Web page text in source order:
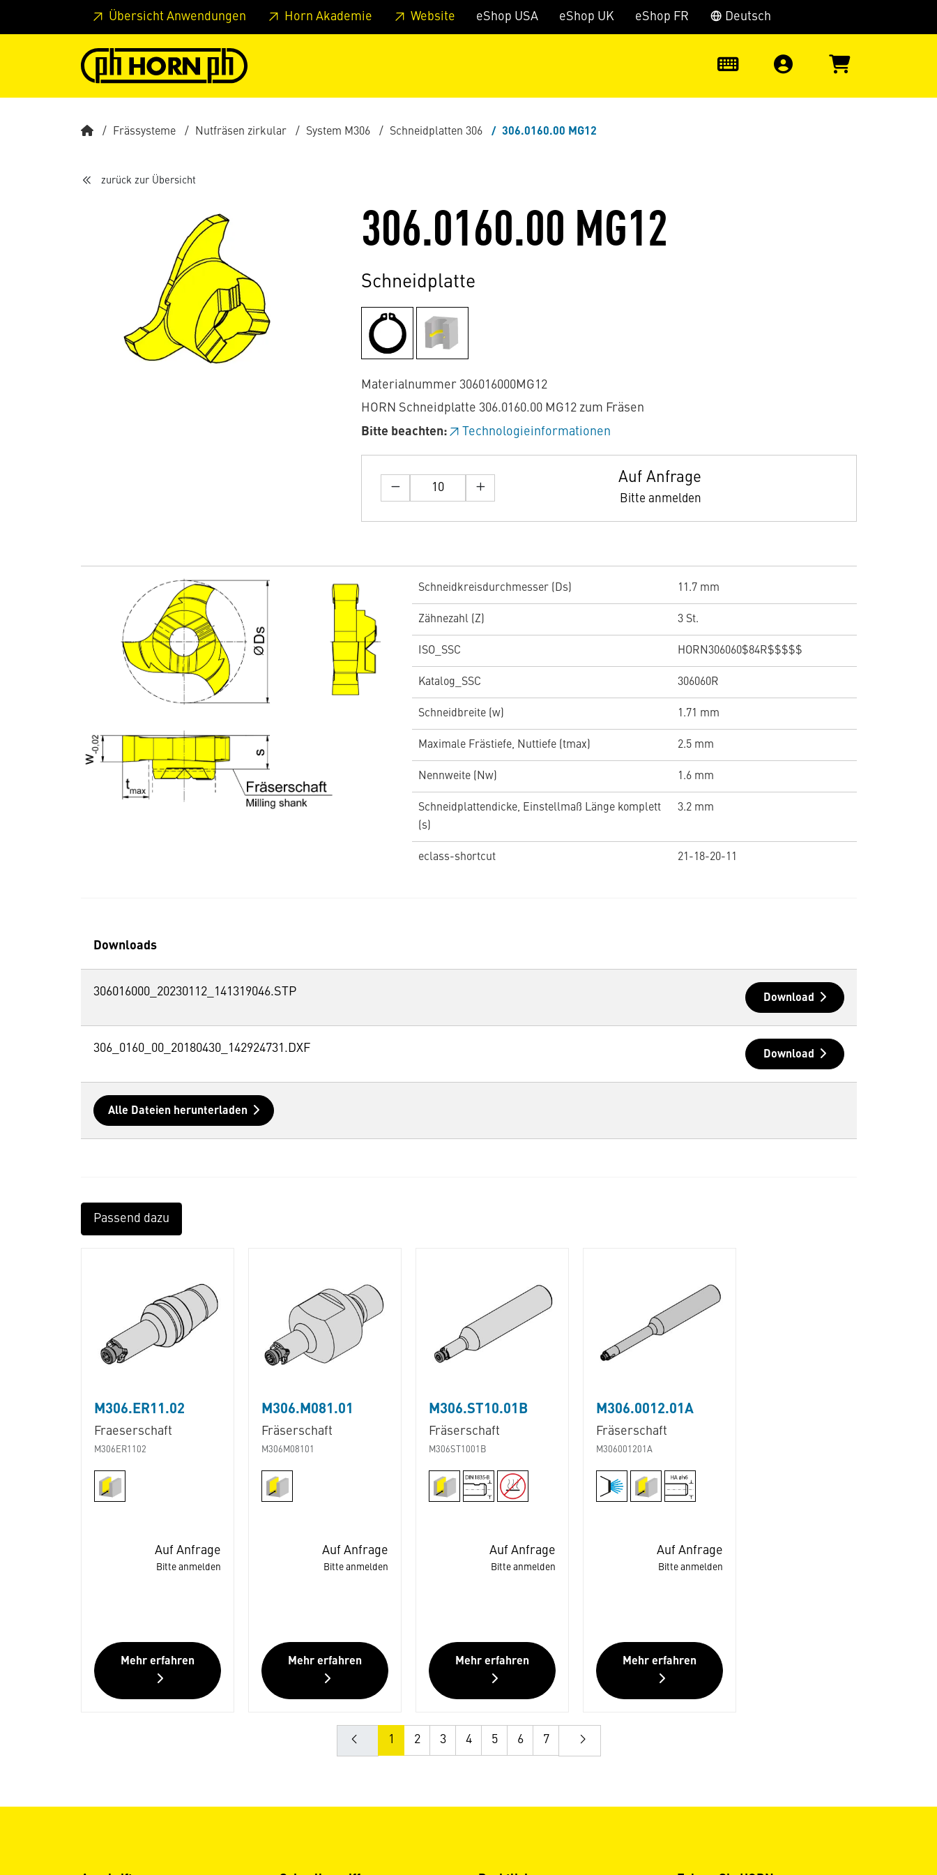
Springe zu Hauptinhalt Springe zum Header Springe zum Footer Springe zum Hauptmenu Springe zur Suche
Übersicht Anwendungen Horn Akademie Website eShop USA eShop UK eShop FR Deutsch
Frässysteme Nutfräsen zirkular System M306 Schneidplatten 306 306.0160.00 MG12
zurück zur Übersicht
306.0160.00 MG12
Schneidplatte
Materialnummer 306016000MG12
HORN Schneidplatte 306.0160.00 MG12 zum Fräsen
Bitte beachten:
Technologieinformationen
Auf Anfrage
Bitte anmelden
Schneidkreisdurchmesser (Ds) 11.7 mm
Zähnezahl (Z) 3 St.
ISO_SSC HORN306060$84R$$$$$
Katalog_SSC 306060R
Schneidbreite (w) 1.71 mm
Maximale Frästiefe, Nuttiefe (tmax) 2.5 mm
Nennweite (Nw) 1.6 mm
Schneidplattendicke, Einstellmaß Länge komplett
(s)
3.2 mm
eclass-shortcut 21-18-20-11
Downloads
306016000_20230112_141319046.STP Download
306_0160_00_20180430_142924731.DXF Download
Alle Dateien herunterladen
Passend dazu
M306.ER11.02
Fraeserschaft
M306ER1102
Auf Anfrage
Bitte anmelden
Mehr erfahren
M306.M081.01
Fräserschaft
M306M08101
Auf Anfrage
Bitte anmelden
Mehr erfahren
M306.ST10.01B
Fräserschaft
M306ST1001B
Auf Anfrage
Bitte anmelden
Mehr erfahren
M306.0012.01A
Fräserschaft
M306001201A
Auf Anfrage
Bitte anmelden
Mehr erfahren
1 2 3 4 5 6 7